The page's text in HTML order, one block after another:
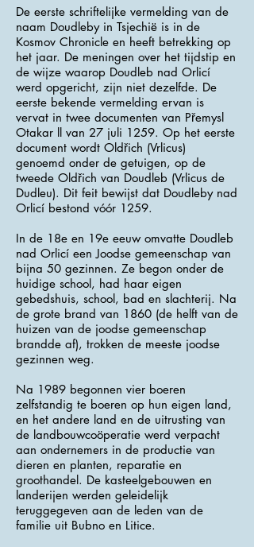
De eerste schriftelijke vermelding van de
naam Doudleby in Tsjechië is in de
Kosmov Chronicle en heeft betrekking op
het jaar. De meningen over het tijdstip en
de wijze waarop Doudleb nad Orlicí
werd opgericht, zijn niet dezelfde. De
eerste bekende vermelding ervan is
vervat in twee documenten van Přemysl
Otakar ll van 27 juli 1259. Op het eerste
document wordt Oldřich (Vrlicus)
genoemd onder de getuigen, op de
tweede Oldřich van Doudleb (Vrlicus de
Dudleu). Dit feit bewijst dat Doudleby nad
Orlicí bestond vóór 1259.
In de 18e en 19e eeuw omvatte Doudleb
nad Orlicí een Joodse gemeenschap van
bijna 50 gezinnen. Ze begon onder de
huidige school, had haar eigen
gebedshuis, school, bad en slachterij. Na
de grote brand van 1860 (de helft van de
huizen van de joodse gemeenschap
brandde af), trokken de meeste joodse
gezinnen weg.
Na 1989 begonnen vier boeren
zelfstandig te boeren op hun eigen land,
en het andere land en de uitrusting van
de landbouwcoöperatie werd verpacht
aan ondernemers in de productie van
dieren en planten, reparatie en
groothandel. De kasteelgebouwen en
landerijen werden geleidelijk
teruggegeven aan de leden van de
familie uit Bubno en Litice.